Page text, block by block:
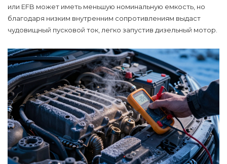
или EFB может иметь меньшую номинальную емкость, но
благодаря низким внутренним сопротивлениям выдаст
чудовищный пусковой ток, легко запустив дизельный мотор.